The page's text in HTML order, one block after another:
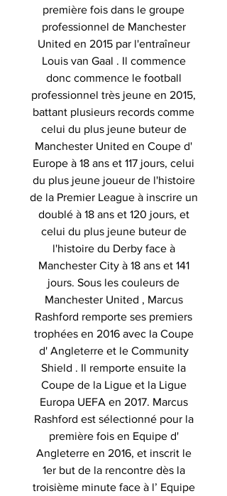
première fois dans le groupe
professionnel de Manchester
United en 2015 par l'entraîneur
Louis van Gaal . Il commence
donc commence le football
professionnel très jeune en 2015,
battant plusieurs records comme
celui du plus jeune buteur de
Manchester United en Coupe d'
Europe à 18 ans et 117 jours, celui
du plus jeune joueur de l'histoire
de la Premier League à inscrire un
doublé à 18 ans et 120 jours, et
celui du plus jeune buteur de
l'histoire du Derby face à
Manchester City à 18 ans et 141
jours. Sous les couleurs de
Manchester United , Marcus
Rashford remporte ses premiers
trophées en 2016 avec la Coupe
d' Angleterre et le Community
Shield . Il remporte ensuite la
Coupe de la Ligue et la Ligue
Europa UEFA en 2017. Marcus
Rashford est sélectionné pour la
première fois en Equipe d'
Angleterre en 2016, et inscrit le
1er but de la rencontre dès la
troisième minute face à l’ Equipe